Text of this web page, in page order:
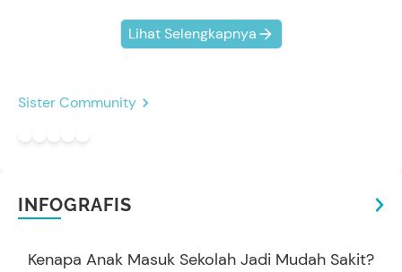
Lihat Selengkapnya
Sister Community
INFOGRAFIS
Kenapa Anak Masuk Sekolah Jadi Mudah Sakit?